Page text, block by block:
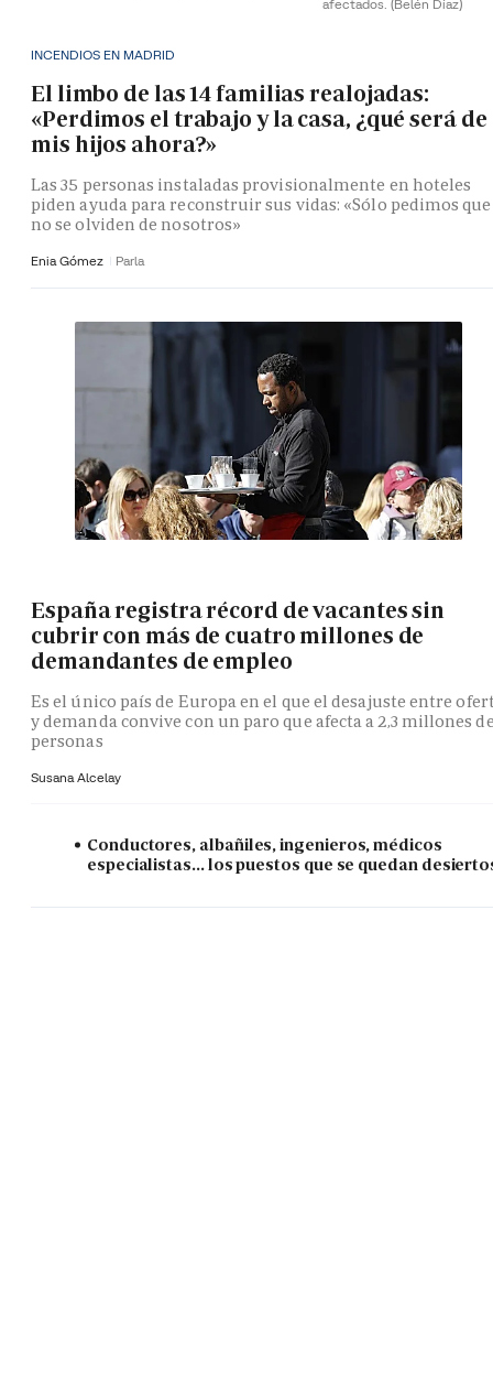
afectados. (Belén Díaz)
INCENDIOS EN MADRID
El limbo de las 14 familias realojadas:
«Perdimos el trabajo y la casa, ¿qué será de
mis hijos ahora?»
Las 35 personas instaladas provisionalmente en hoteles
piden ayuda para reconstruir sus vidas: «Sólo pedimos que
no se olviden de nosotros»
Enia Gómez Parla
España registra récord de vacantes sin
cubrir con más de cuatro millones de
demandantes de empleo
Es el único país de Europa en el que el desajuste entre
y demanda convive con un paro que afecta a 2,3 millones
personas
Susana Alcelay
Conductores, albañiles, ingenieros, médicos
especialistas... los puestos que se quedan